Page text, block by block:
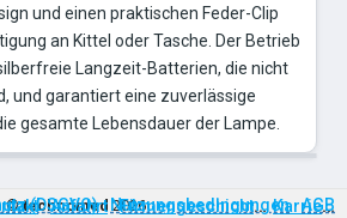
und einen praktischen Feder-Clip
an Kittel oder Tasche. Der Betrieb
Langzeit-Batterien, die nicht
und garantiert eine zuverlässige
gesamte Lebensdauer der Lampe.
Anfahrt Firmengeschichte Karriere
©technomed 2026
(DSGVO) Nutzungsbedingungen AGB